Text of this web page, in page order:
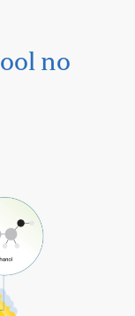
no